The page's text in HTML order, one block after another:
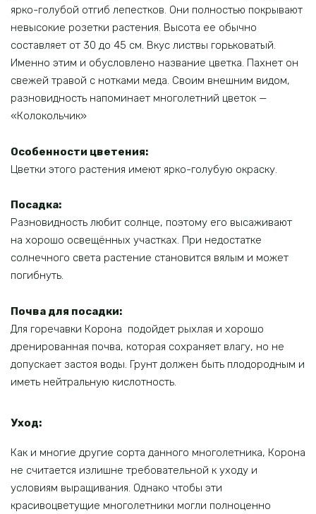
ярко-голубой отгиб лепестков. Они полностью покрывают
невысокие розетки растения. Высота ее обычно
составляет от 30 до 45 см. Вкус листвы горьковатый.
Именно этим и обусловлено название цветка. Пахнет он
свежей травой с нотками меда. Своим внешним видом,
разновидность напоминает многолетний цветок —
«Колокольчик»
Особенности цветения:
Цветки этого растения имеют ярко-голубую окраску.
Посадка:
Разновидность любит солнце, поэтому его высаживают
на хорошо освещённых участках. При недостатке
солнечного света растение становится вялым и может
погибнуть.
Почва для посадки:
Для горечавки Корона подойдет рыхлая и хорошо
дренированная почва, которая сохраняет влагу, но не
допускает застоя воды. Грунт должен быть плодородным и
иметь нейтральную кислотность.
Уход:
Как и многие другие сорта данного многолетника, Корона
не считается излишне требовательной к уходу и
условиям выращивания. Однако чтобы эти
красивоцветущие многолетники могли полноценно